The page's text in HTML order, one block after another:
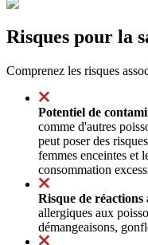
Risques pour la
Comprenez les risques
Potentiel de
comme d'autres
peut poser des
femmes enceintes et
consommation
Risque de réactions
allergiques aux
démangeaisons,